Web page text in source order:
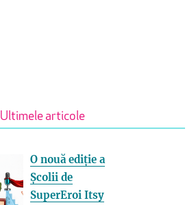
Ultimele articole
O nouă ediție a
Școlii de
SuperEroi Itsy